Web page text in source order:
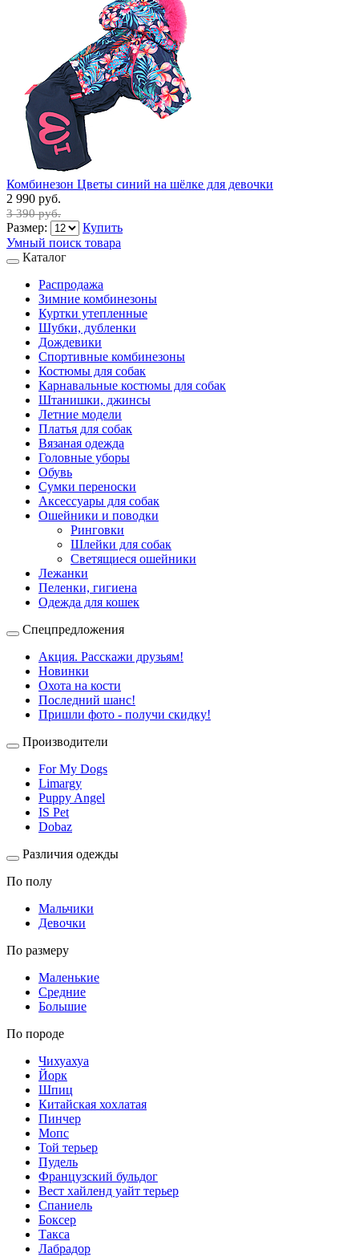
Комбинезон Цветы синий на шёлке для девочки
2 990 руб.
3 390 руб.
Размер:
Купить
Умный поиск товара
Каталог
Распродажа
Зимние комбинезоны
Куртки утепленные
Шубки, дубленки
Дождевики
Спортивные комбинезоны
Костюмы для собак
Карнавальные костюмы для собак
Штанишки, джинсы
Летние модели
Платья для собак
Вязаная одежда
Головные уборы
Обувь
Сумки переноски
Аксессуары для собак
Ошейники и поводки
Ринговки
Шлейки для собак
Светящиеся ошейники
Лежанки
Пеленки, гигиена
Одежда для кошек
Спецпредложения
Акция. Расскажи друзьям!
Новинки
Охота на кости
Последний шанс!
Пришли фото - получи скидку!
Производители
For My Dogs
Limargy
Puppy Angel
IS Pet
Dobaz
Различия одежды
По полу
Мальчики
Девочки
По размеру
Маленькие
Средние
Большие
По породе
Чихуахуа
Йорк
Шпиц
Китайская хохлатая
Пинчер
Мопс
Той терьер
Пудель
Французский бульдог
Вест хайленд уайт терьер
Спаниель
Боксер
Такса
Лабрадор